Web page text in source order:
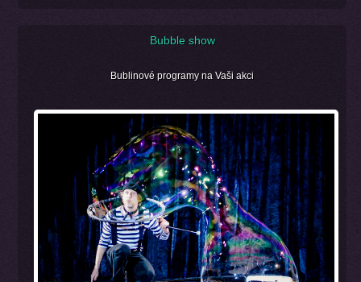
Bubble show
Bublinové programy na Vaši akci